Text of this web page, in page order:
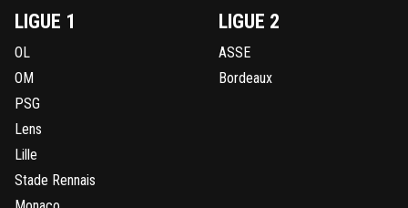
LIGUE 1
OL
OM
PSG
Lens
Lille
Stade Rennais
LIGUE 2
ASSE
Bordeaux